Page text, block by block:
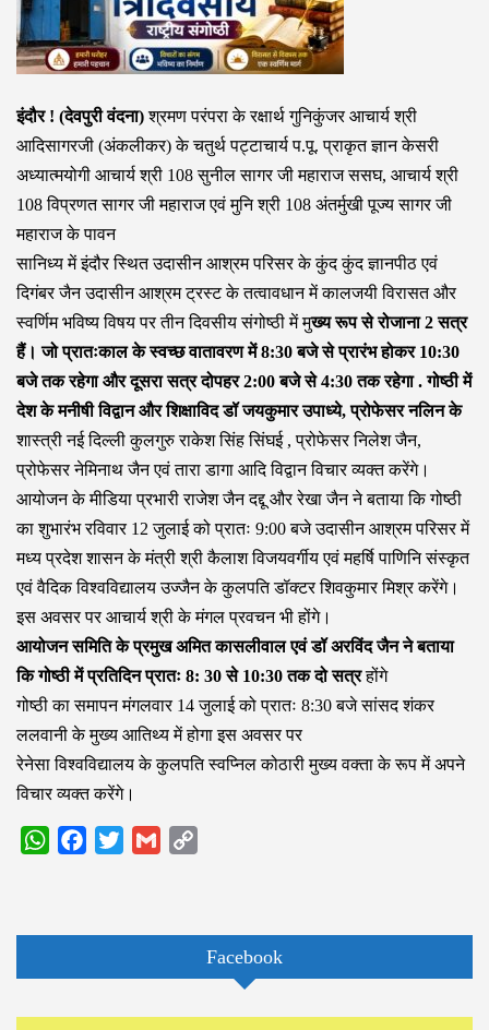
इंदौर ! (देवपुरी वंदना)श्रमण परंपरा के रक्षार्थ गुनिकुंजर आचार्य श्री
आदिसागरजी (अंकलीकर) के चतुर्थ पट्टाचार्य प.पू. प्राकृत ज्ञान केसरी
अध्यात्मयोगी आचार्य श्री 108 सुनील सागर जी महाराज ससघ, आचार्य श्री
108 विप्रणत सागर जी महाराज एवं मुनि श्री 108 अंतर्मुखी पूज्य सागर जी
महाराज के पावन
सानिध्य में इंदौर स्थित उदासीन आश्रम परिसर के कुंद कुंद ज्ञानपीठ एवं
दिगंबर जैन उदासीन आश्रम ट्रस्ट के तत्वावधान में कालजयी विरासत और
स्वर्णिम भविष्य विषय पर तीन दिवसीय संगोष्ठी में मुख्य रूप से रोजाना 2 सत्र
हैं। जो प्रातःकाल के स्वच्छ वातावरण में 8:30 बजे से प्रारंभ होकर 10:30
बजे तक रहेगा और दूसरा सत्र दोपहर 2:00 बजे से 4:30 तक रहेगा . गोष्ठी में
देश के मनीषी विद्वान और शिक्षाविद डॉ जयकुमार उपाध्ये, प्रोफेसर नलिन के
शास्त्री नई दिल्ली कुलगुरु राकेश सिंह सिंघई , प्रोफेसर निलेश जैन,
प्रोफेसर नेमिनाथ जैन एवं तारा डागा आदि विद्वान विचार व्यक्त करेंगे।
आयोजन के मीडिया प्रभारी राजेश जैन दद्दू और रेखा जैन ने बताया कि गोष्ठी
का शुभारंभ रविवार 12 जुलाई को प्रातः 9:00 बजे उदासीन आश्रम परिसर में
मध्य प्रदेश शासन के मंत्री श्री कैलाश विजयवर्गीय एवं महर्षि पाणिनि संस्कृत
एवं वैदिक विश्वविद्यालय उज्जैन के कुलपति डॉक्टर शिवकुमार मिश्र करेंगे।
इस अवसर पर आचार्य श्री के मंगल प्रवचन भी होंगे।
आयोजन समिति के प्रमुख अमित कासलीवाल एवं डॉ अरविंद जैन ने बताया
कि गोष्ठी में प्रतिदिन प्रातः 8: 30 से 10:30 तक दो सत्रहोंगे
गोष्ठी का समापन मंगलवार 14 जुलाई को प्रातः 8:30 बजे सांसद शंकर
ललवानी के मुख्य आतिथ्य में होगा इस अवसर पर
रेनेसा विश्वविद्यालय के कुलपति स्वप्निल कोठारी मुख्य वक्ता के रूप में अपने
विचार व्यक्त करेंगे।
WhatsAppFacebook
Twitter Gmail
Facebook